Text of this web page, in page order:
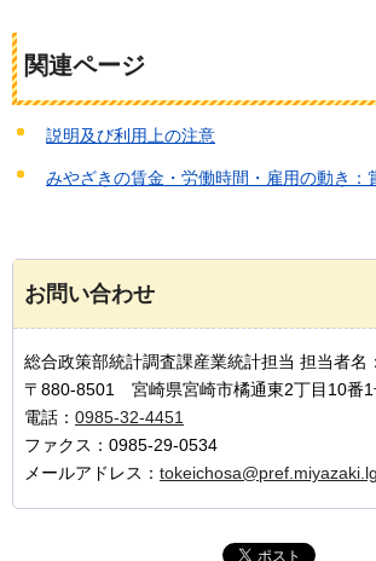
関連ページ
説明及び利用上の注意
みやざきの賃金・労働時間・雇用の動き：
お問い合わせ
総合政策部統計調査課産業統計担当 担当者名
〒880-8501 宮崎県宮崎市橘通東2丁目10番1
電話： 0985-32-4451
ファクス：0985-29-0534
メールアドレス：